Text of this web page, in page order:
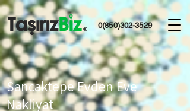
0(850)302-3529
Sancaktepe Evden Eve
Nakliyat